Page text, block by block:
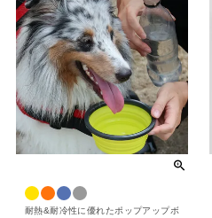
耐熱&耐冷性に優れたポップアップボ